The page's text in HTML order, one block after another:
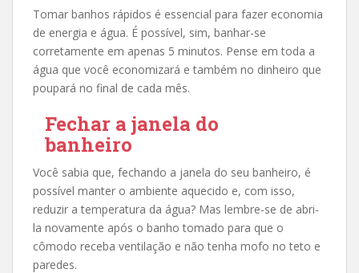
Tomar banhos rápidos é essencial para fazer economia
de energia e água. É possível, sim, banhar-se
corretamente em apenas 5 minutos. Pense em toda a
água que você economizará e também no dinheiro que
poupará no final de cada mês.
Fechar a janela do
banheiro
Você sabia que, fechando a janela do seu banheiro, é
possível manter o ambiente aquecido e, com isso,
reduzir a temperatura da água? Mas lembre-se de abri-
la novamente após o banho tomado para que o
cômodo receba ventilação e não tenha mofo no teto e
paredes.